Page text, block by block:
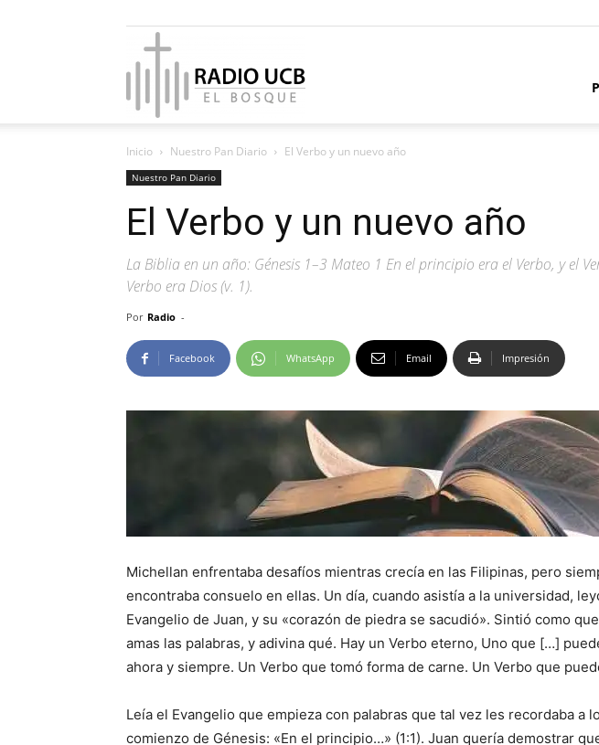
Radio
El
Bosque
Inicio Nuestro Pan Diario El Verbo y un nuevo año
Nuestro Pan Diario
El Verbo y un nuevo año
La Biblia en un año: Génesis 1–3 Mateo 1 En el principio era el Verbo, y el
Verbo era Dios (v. 1).
Por Radio -
Facebook WhatsApp Email Impresión
Michellan enfrentaba desafíos mientras crecía en las Filipinas, pero
encontraba consuelo en ellas. Un día, cuando asistía a la universidad,
Evangelio de Juan, y su «corazón de piedra se sacudió». Sintió como
amas las palabras, y adivina qué. Hay un Verbo eterno, Uno que […]
ahora y siempre. Un Verbo que tomó forma de carne. Un Verbo que
Leía el Evangelio que empieza con palabras que tal vez les recordaba a
comienzo de Génesis: «En el principio…» (1:1). Juan quería demostrar